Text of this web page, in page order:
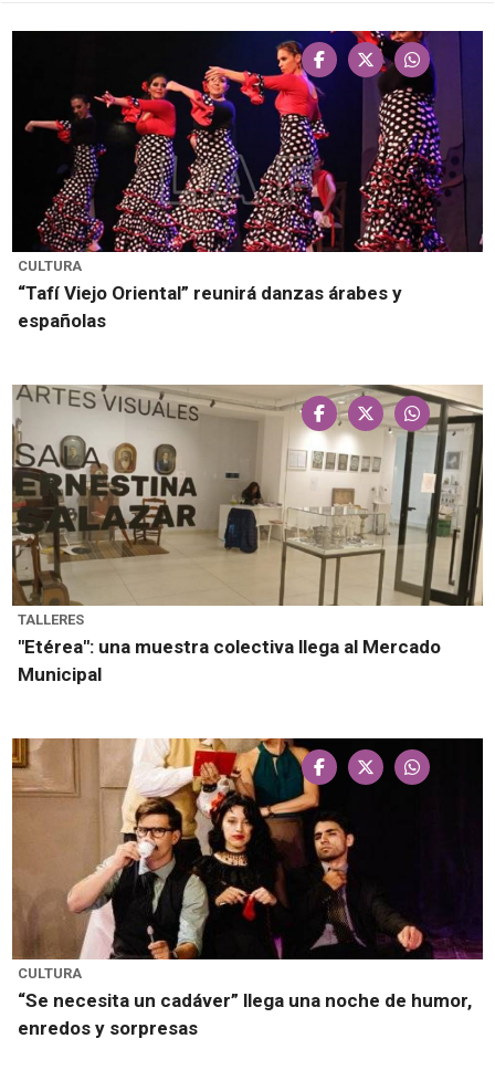
CULTURA
“Tafí Viejo Oriental” reunirá danzas árabes y
españolas
TALLERES
"Etérea": una muestra colectiva llega al Mercado
Municipal
CULTURA
“Se necesita un cadáver” llega una noche de humor,
enredos y sorpresas